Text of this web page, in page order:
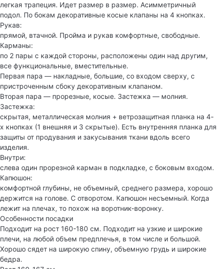
легкая трапеция. Идет размер в размер. Асимметричный
подол. По бокам декоративные косые клапаны на 4 кнопках.
Рукав:
прямой, втачной. Пройма и рукав комфортные, свободные.
Карманы:
по 2 пары с каждой стороны, расположены один над другим,
все функциональные, вместительные.
Первая пара — накладные, большие, со входом сверху, с
пристроченным сбоку декоративным клапаном.
Вторая пара — прорезные, косые. Застежка — молния.
Застежка:
скрытая, металлическая молния + ветрозащитная планка на 4-
х кнопках (1 внешняя и 3 скрытые). Есть внутренняя планка для
защиты от продувания и закусывания ткани вдоль всего
изделия.
Внутри:
слева один прорезной карман в подкладке, с боковым входом.
Капюшон:
комфортной глубины, не объемный, среднего размера, хорошо
держится на голове. С отворотом. Капюшон несъемный. Когда
лежит на плечах, то похож на воротник-воронку.
Особенности посадки
Подходит на рост 160-180 см. Подходит на узкие и широкие
плечи, на любой объем предплечья, в том числе и большой.
Хорошо сядет на широкую спину, объемную грудь и широкие
бедра.